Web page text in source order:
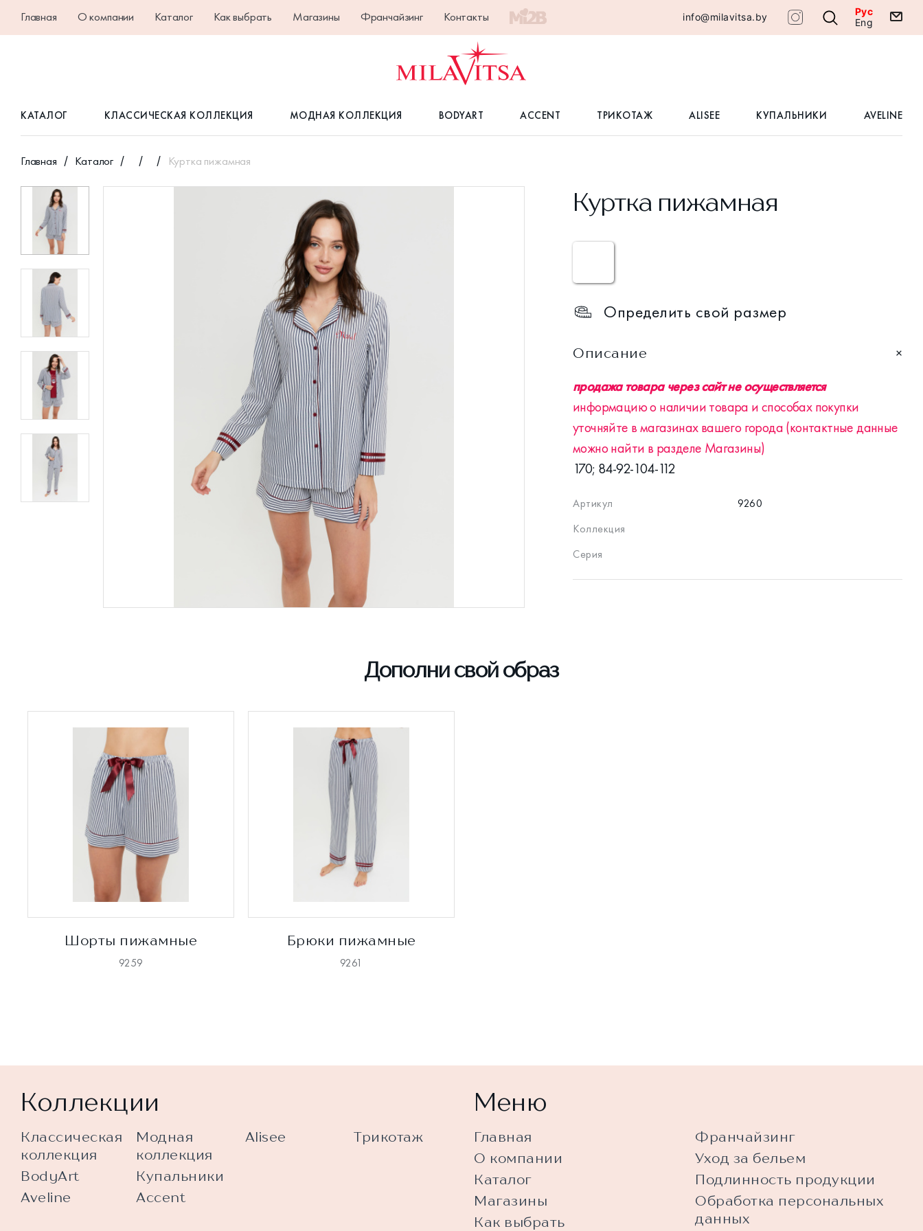
Главная О компании Каталог Как выбрать Магазины Франчайзинг Контакты info@milavitsa.by
Рус
Eng
КАТАЛОГ КЛАССИЧЕСКАЯ КОЛЛЕКЦИЯ МОДНАЯ КОЛЛЕКЦИЯ BODYART ACCENT ТРИКОТАЖ ALISEE КУПАЛЬНИКИ AVELINE
Главная Каталог Куртка пижамная
Куртка пижамная
Определить свой размер
Описание
продажа товара через сайт не осуществляется
информацию о наличии товара и способах покупки
уточняйте в магазинах вашего города (контактные данные
можно найти в разделе Магазины)
170; 84-92-104-112
Артикул
9260
Коллекция
Серия
Дополни свой образ
Шорты пижамные
9259
Брюки пижамные
9261
Коллекции
Классическая
коллекция
BodyArt
Aveline
Модная
коллекция
Купальники
Accent
Alisee Трикотаж
Меню
Главная
О компании
Каталог
Магазины
Как выбрать
Франчайзинг
Уход за бельем
Подлинность продукции
Обработка персональных
данных